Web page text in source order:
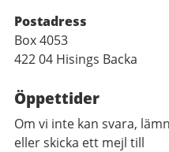
Postadress
Box 4053
422 04 Hisings Backa
Öppettider
Om vi inte kan svara,
eller skicka ett mejl till